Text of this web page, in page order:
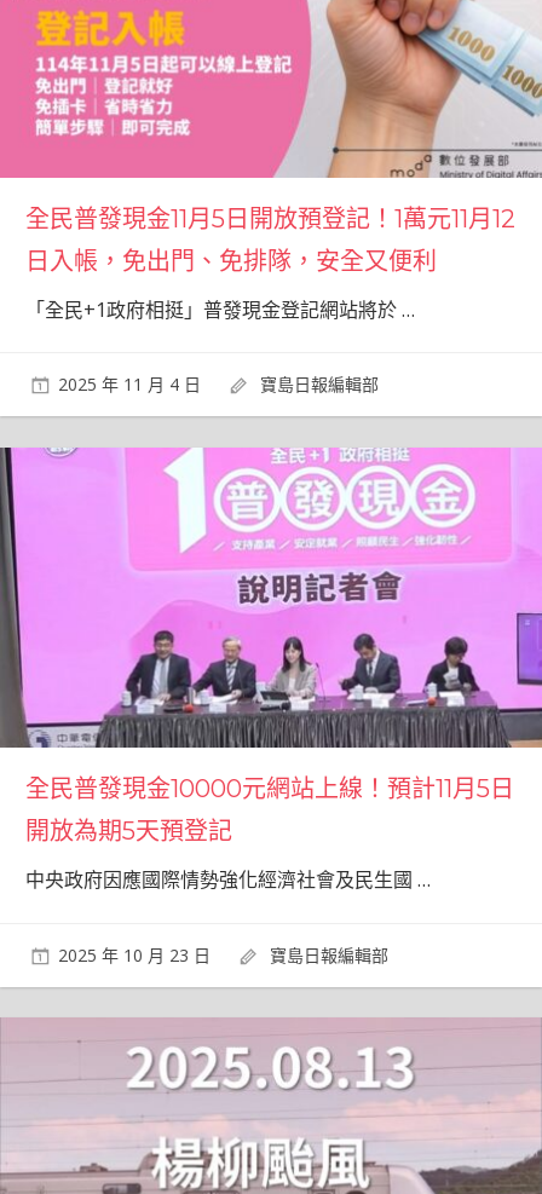
全民普發現金11月5日開放預登記！1萬元11月12
日入帳，免出門、免排隊，安全又便利
「全民+1政府相挺」普發現金登記網站將於…
2025 年 11 月 4 日 寶島日報編輯部
全民普發現金10000元網站上線！預計11月5日
開放為期5天預登記
中央政府因應國際情勢強化經濟社會及民生國…
2025 年 10 月 23 日 寶島日報編輯部